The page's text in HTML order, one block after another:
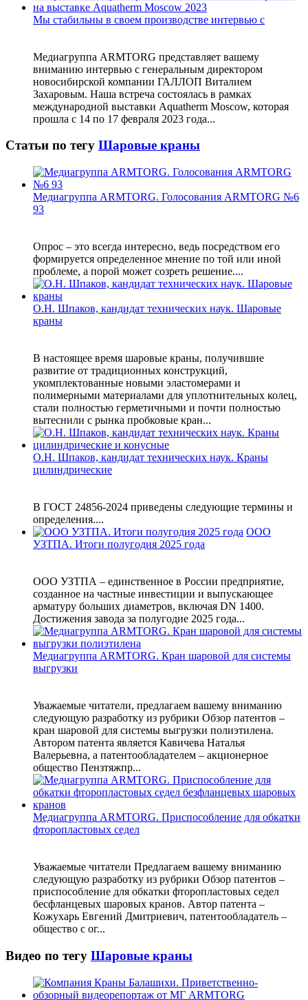
Мы стабильны в своем производстве интервью с
Медиагруппа ARMTORG представляет вашему
вниманию интервью с генеральным директором
новосибирской компании ГАЛЛОП Виталием
Захаровым. Наша встреча состоялась в рамках
международной выставки Aquatherm Moscow, которая
прошла с 14 по 17 февраля 2023 года...
Статьи по тегу Шаровые краны
Медиагруппа ARMTORG. Голосования ARMTORG №6
93
Опрос – это всегда интересно, ведь посредством его
формируется определенное мнение по той или иной
проблеме, а порой может созреть решение....
О.Н. Шпаков, кандидат технических наук. Шаровые
краны
В настоящее время шаровые краны, получившие
развитие от традиционных конструкций,
укомплектованные новыми эластомерами и
полимерными материалами для уплотнительных колец,
стали полностью герметичными и почти полностью
вытеснили с рынка пробковые кран...
О.Н. Шпаков, кандидат технических наук. Краны
цилиндрические
В ГОСТ 24856-2024 приведены следующие термины и
определения....
ООО
УЗТПА. Итоги полугодия 2025 года
ООО УЗТПА – единственное в России предприятие,
созданное на частные инвестиции и выпускающее
арматуру больших диаметров, включая DN 1400.
Достижения завода за полугодие 2025 года...
Медиагруппа ARMTORG. Кран шаровой для системы
выгрузки
Уважаемые читатели, предлагаем вашему вниманию
следующую разработку из рубрики Обзор патентов –
кран шаровой для системы выгрузки полиэтилена.
Автором патента является Кавичева Наталья
Валерьевна, а патентообладателем – акционерное
общество Пензтяжпр...
Медиагруппа ARMTORG. Приспособление для обкатки
фторопластовых седел
Уважаемые читатели Предлагаем вашему вниманию
следующую разработку из рубрики Обзор патентов –
приспособление для обкатки фторопластовых седел
бесфланцевых шаровых кранов. Автор патента –
Кожухарь Евгений Дмитриевич, патентообладатель –
общество с ог...
Видео по тегу Шаровые краны